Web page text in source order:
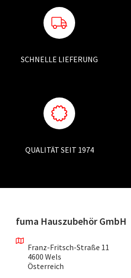
SCHNELLE LIEFERUNG
QUALITÄT SEIT 1974
fuma Hauszubehör GmbH
Franz-Fritsch-Straße 11
4600 Wels
Österreich